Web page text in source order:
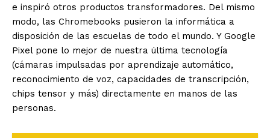
e inspiró otros productos transformadores. Del mismo
modo, las Chromebooks pusieron la informática a
disposición de las escuelas de todo el mundo. Y Google
Pixel pone lo mejor de nuestra última tecnología
(cámaras impulsadas por aprendizaje automático,
reconocimiento de voz, capacidades de transcripción,
chips tensor y más) directamente en manos de las
personas.